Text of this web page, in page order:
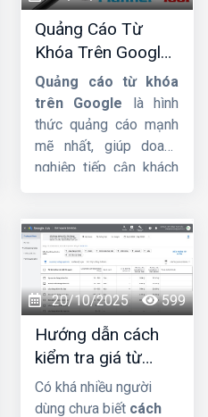
quảng cáo Googleđể
tăng doanh thu, tiếp
cận khách hàng nhanh
và vượt qua đối thủ.
Quảng Cáo Từ
Khóa Trên Google:
Cơ Chế Đấu Giá và
Bí Quyết Tối Ưu
Quảng cáo từ khóa
trên Google là hình
thức quảng cáo mạnh
mẽ nhất, giúp doanh
nghiệp tiếp cận khách
cầu rõ ràng nhất. Bài
viết nàyHIGsẽ đi sâu
vào định nghĩa, cơ chế
đấu giá phức tạp của
Google, các loại đối
sánh từ khóa và những
mẹo quan trọng để bạn
tối ưu ngân sách hiệu
quả.
20/10/2025 599
Hướng dẫn cách
kiểm tra giá từ
khóa google
adwords dễ đàng
Có khá nhiều người
dùng chưa biết cách